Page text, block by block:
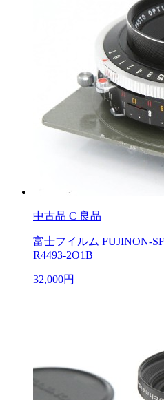
中古品 C 良品
富士フイルム FUJINON-
R4493-2O1B
32,000円